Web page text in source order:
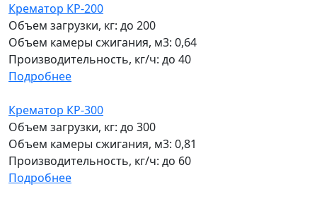
Крематор КР-200
Объем загрузки, кг: до 200
Объем камеры сжигания, м3: 0,64
Производительность, кг/ч: до 40
Подробнее
Крематор КР-300
Объем загрузки, кг: до 300
Объем камеры сжигания, м3: 0,81
Производительность, кг/ч: до 60
Подробнее